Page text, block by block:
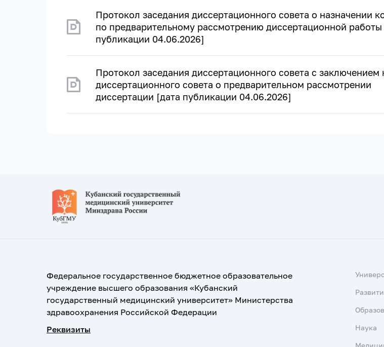
Протокол заседания диссертационного совета о назначении
по предварительному рассмотрению диссертационной работы
публикации 04.06.2026]
Протокол заседания диссертационного совета с заключением
диссертационного совета о предварительном рассмотрении
диссертации [дата публикации 04.06.2026]
Федеральное государственное бюджетное образовательное
учреждение высшего образования «Кубанский
государственный медицинский университет» Министерства
здравоохранения Российской Федерации
Реквизиты
Наука